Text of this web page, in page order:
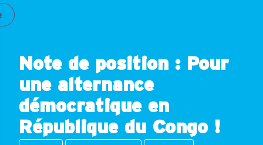
Note de position : Pour
une alternance
démocratique en
République du Congo !